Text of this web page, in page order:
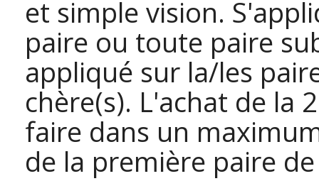
et simple vision.
paire ou toute paire
appliqué sur la/les
chère(s). L'achat de la
faire dans un
de la première paire